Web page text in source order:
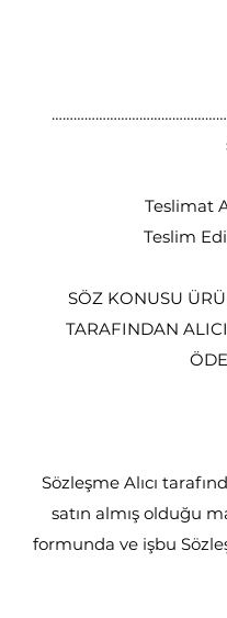
Teslimat
Teslim
SÖZ KONUSU
TARAFINDAN
Sözleşme Alıcı
satın almış olduğu
formunda ve işbu